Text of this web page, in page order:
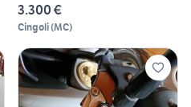
3.300 €
Cingoli(MC)